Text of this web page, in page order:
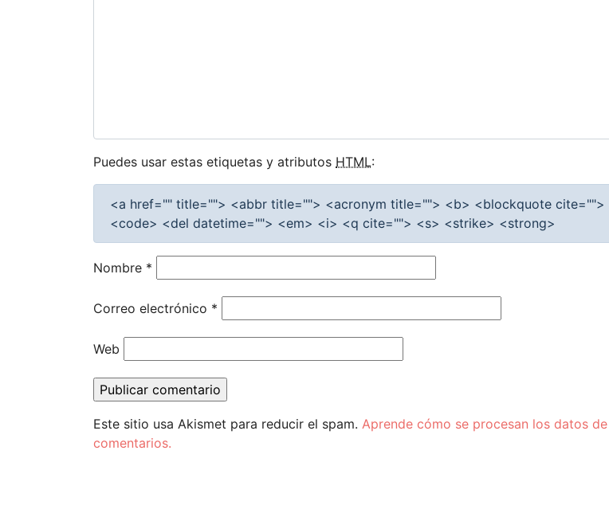
Puedes usar estas etiquetas y atributos HTML:
<a href="" title=""> <abbr title=""> <acronym title=""> <b> <blockquote cite="">
<code> <del datetime=""> <em> <i> <q cite=""> <s> <strike> <strong>
Nombre *
Correo electrónico *
Web
Este sitio usa Akismet para reducir el spam. Aprende cómo se procesan los datos
comentarios.